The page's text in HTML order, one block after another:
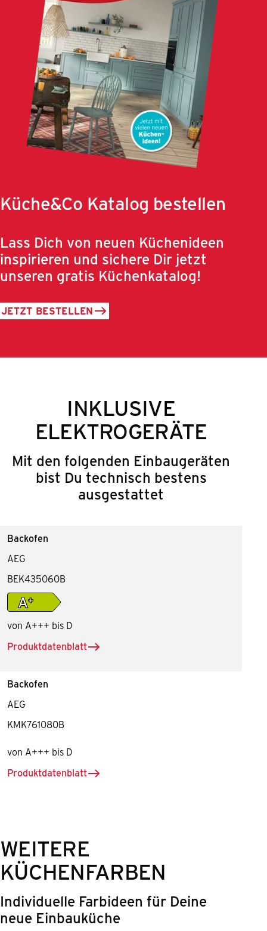
Küche&Co Katalog bestellen
Lass Dich von neuen Küchenideen
inspirieren und sichere Dir jetzt
unseren gratis Küchenkatalog!
JETZT BESTELLEN
INKLUSIVE
ELEKTROGERÄTE
Mit den folgenden Einbaugeräten
bist Du technisch bestens
ausgestattet
Backofen
AEG
BEK435060B
von A+++ bis D
Produktdatenblatt
herunterladen für Backofen
Backofen
AEG
KMK761080B
von A+++ bis D
Produktdatenblatt
herunterladen für Backofen
WEITERE
KÜCHENFARBEN
Individuelle Farbideen für Deine
neue Einbauküche